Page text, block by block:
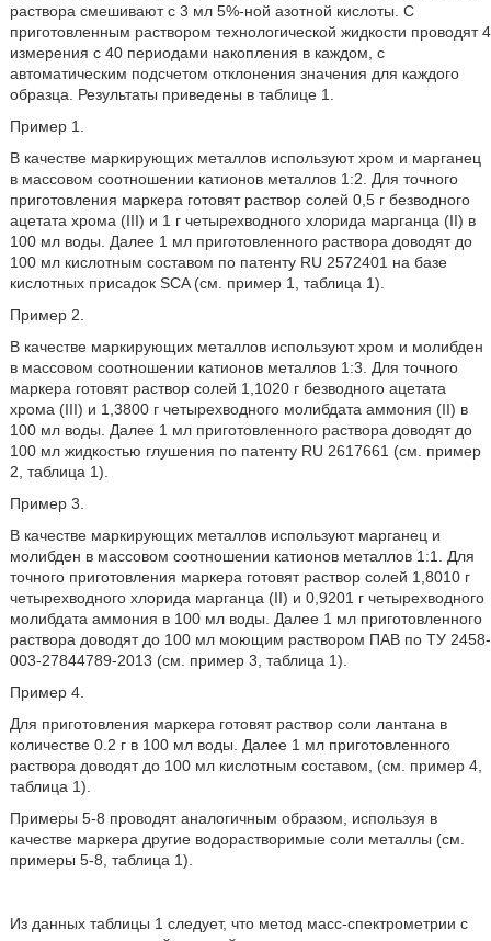
раствора смешивают с 3 мл 5%-ной азотной кислоты. С
приготовленным раствором технологической жидкости проводят 4
измерения с 40 периодами накопления в каждом, с
автоматическим подсчетом отклонения значения для каждого
образца. Результаты приведены в таблице 1.
Пример 1.
В качестве маркирующих металлов используют хром и марганец
в массовом соотношении катионов металлов 1:2. Для точного
приготовления маркера готовят раствор солей 0,5 г безводного
ацетата хрома (III) и 1 г четырехводного хлорида марганца (II) в
100 мл воды. Далее 1 мл приготовленного раствора доводят до
100 мл кислотным составом по патенту RU 2572401 на базе
кислотных присадок SCA (см. пример 1, таблица 1).
Пример 2.
В качестве маркирующих металлов используют хром и молибден
в массовом соотношении катионов металлов 1:3. Для точного
маркера готовят раствор солей 1,1020 г безводного ацетата
хрома (III) и 1,3800 г четырехводного молибдата аммония (II) в
100 мл воды. Далее 1 мл приготовленного раствора доводят до
100 мл жидкостью глушения по патенту RU 2617661 (см. пример
2, таблица 1).
Пример 3.
В качестве маркирующих металлов используют марганец и
молибден в массовом соотношении катионов металлов 1:1. Для
точного приготовления маркера готовят раствор солей 1,8010 г
четырехводного хлорида марганца (II) и 0,9201 г четырехводного
молибдата аммония в 100 мл воды. Далее 1 мл приготовленного
раствора доводят до 100 мл моющим раствором ПАВ по ТУ 2458-
003-27844789-2013 (см. пример 3, таблица 1).
Пример 4.
Для приготовления маркера готовят раствор соли лантана в
количестве 0.2 г в 100 мл воды. Далее 1 мл приготовленного
раствора доводят до 100 мл кислотным составом, (см. пример 4,
таблица 1).
Примеры 5-8 проводят аналогичным образом, используя в
качестве маркера другие водорастворимые соли металлы (см.
примеры 5-8, таблица 1).
Из данных таблицы 1 следует, что метод масс-спектрометрии с